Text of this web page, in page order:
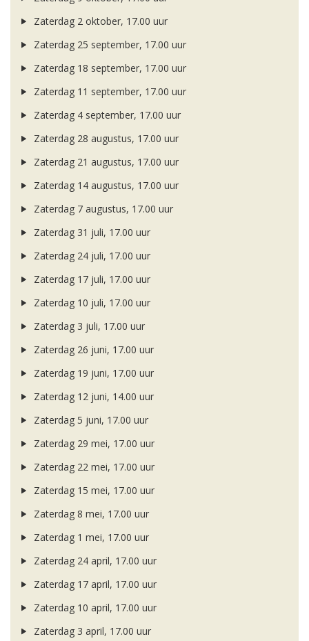
Zaterdag 2 oktober, 17.00 uur
Zaterdag 25 september, 17.00 uur
Zaterdag 18 september, 17.00 uur
Zaterdag 11 september, 17.00 uur
Zaterdag 4 september, 17.00 uur
Zaterdag 28 augustus, 17.00 uur
Zaterdag 21 augustus, 17.00 uur
Zaterdag 14 augustus, 17.00 uur
Zaterdag 7 augustus, 17.00 uur
Zaterdag 31 juli, 17.00 uur
Zaterdag 24 juli, 17.00 uur
Zaterdag 17 juli, 17.00 uur
Zaterdag 10 juli, 17.00 uur
Zaterdag 3 juli, 17.00 uur
Zaterdag 26 juni, 17.00 uur
Zaterdag 19 juni, 17.00 uur
Zaterdag 12 juni, 14.00 uur
Zaterdag 5 juni, 17.00 uur
Zaterdag 29 mei, 17.00 uur
Zaterdag 22 mei, 17.00 uur
Zaterdag 15 mei, 17.00 uur
Zaterdag 8 mei, 17.00 uur
Zaterdag 1 mei, 17.00 uur
Zaterdag 24 april, 17.00 uur
Zaterdag 17 april, 17.00 uur
Zaterdag 10 april, 17.00 uur
Zaterdag 3 april, 17.00 uur